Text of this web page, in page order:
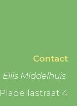
Contact
Ellis Middelhuis
Pladellastraat 4